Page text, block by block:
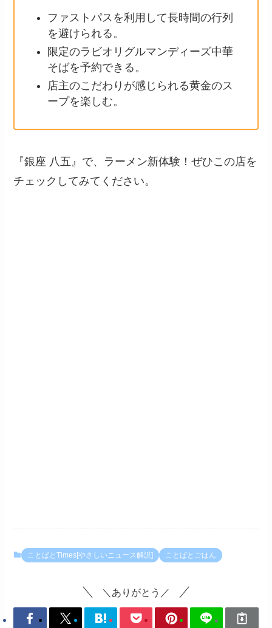
ファストパスを利用して長時間の行列
を避けられる。
限定のラビオリグルマンディーズ中華
そばを予約できる。
店主のこだわりが感じられる黄金のス
ープを楽しむ。
『銀座 八五』で、ラーメン新体験！ぜひこの店を
チェックしてみてください。
ことばとTimes[やさしいニュース解説] ことばとごはん
＼ありがとう／